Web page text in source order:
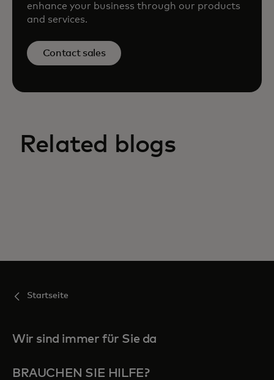
enhance your business through our products
and services.
Contact sales
Related blogs
Startseite
Wir sind immer für Sie da
BRAUCHEN SIE HILFE?